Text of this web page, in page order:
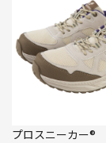
プロスニーカー®